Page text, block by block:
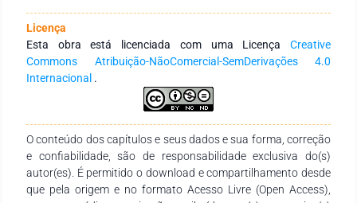
fortalecer a integração entre instituições, tanto no Brasil
quanto no exterior, por meio de redes de pesquisa
comprometidas com a formação continuada de profissionais
da educação. Para isso, busca-se a produção e a ampla
disseminação do conhecimento em distintas áreas do saber.
Expressamos nossa profunda gratidão aos autores pelo
empenho, comprometimento e dedicação na concepção e
finalização desta obra. Esperamos que ela se consolide como
um recurso didático-pedagógico valioso, atendendo às
necessidades de estudantes, docentes de todos os níveis de
ensino e demais interessados na temática.
Licença
Esta obra está licenciada com uma Licença Creative
Commons Atribuição-NãoComercial-SemDerivações 4.0
Internacional .
O conteúdo dos capítulos e seus dados e sua forma, correção
e confiabilidade, são de responsabilidade exclusiva do(s)
autor(es). É permitido o download e compartilhamento desde
que pela origem e no formato Acesso Livre (Open Access),